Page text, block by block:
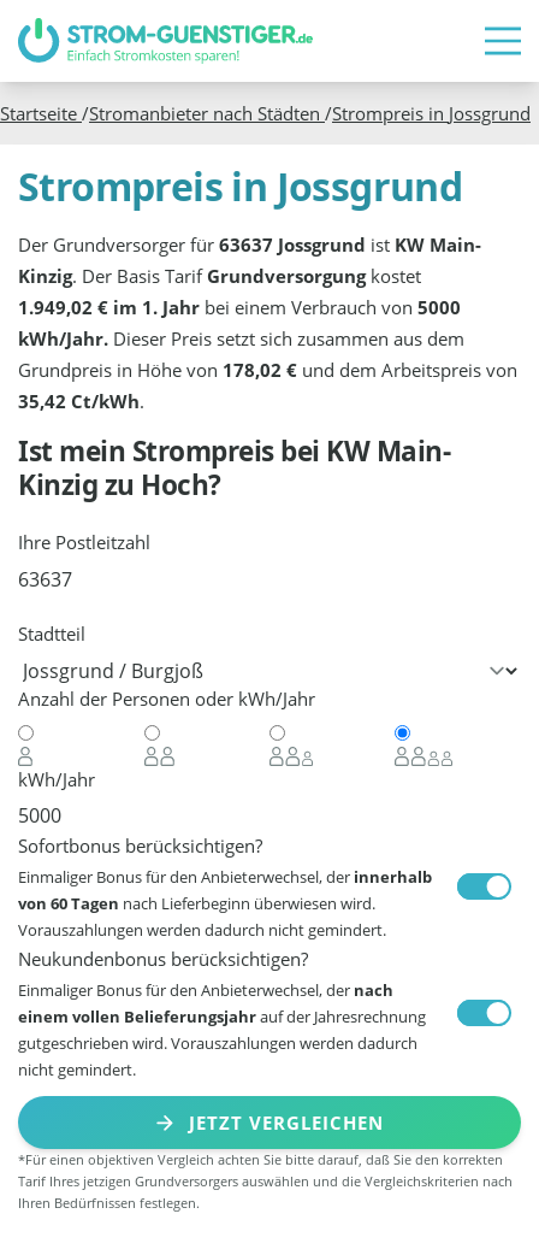
Startseite /Stromanbieter nach Städten /Strompreis in Jossgrund
Strompreis in Jossgrund
Der Grundversorger für63637 Jossgrund ist KW Main-
Kinzig. Der Basis Tarif Grundversorgungkostet
1.949,02 € im 1. Jahr bei einem Verbrauch von5000
kWh/Jahr. Dieser Preis setzt sich zusammen aus dem
Grundpreis in Höhe von 178,02 € und dem Arbeitspreis von
35,42 Ct/kWh.
Ist mein Strompreis bei KW Main-
Kinzigzu Hoch?
Ihre Postleitzahl
Stadtteil
Anzahl der Personen oder kWh/Jahr
kWh/Jahr
Sofortbonus berücksichtigen?
Einmaliger Bonus für den Anbieterwechsel, der innerhalb
von 60 Tagen nach Lieferbeginn überwiesen wird.
Vorauszahlungen werden dadurch nicht gemindert.
Neukundenbonus berücksichtigen?
Einmaliger Bonus für den Anbieterwechsel, der nach
einem vollen Belieferungsjahrauf der Jahresrechnung
gutgeschrieben wird. Vorauszahlungen werden dadurch
nicht gemindert.
JETZT VERGLEICHEN
*Für einen objektiven Vergleich achten Sie bitte darauf, daß Sie den korrekten
Tarif Ihres jetzigen Grundversorgers auswählen und die Vergleichskriterien nach
Ihren Bedürfnissen festlegen.